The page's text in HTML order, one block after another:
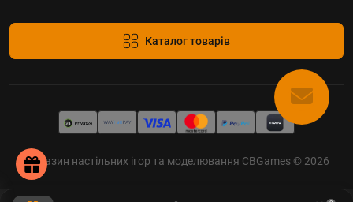
Каталог товарів
Магазин настільних ігор та моделювання CBGames © 2026